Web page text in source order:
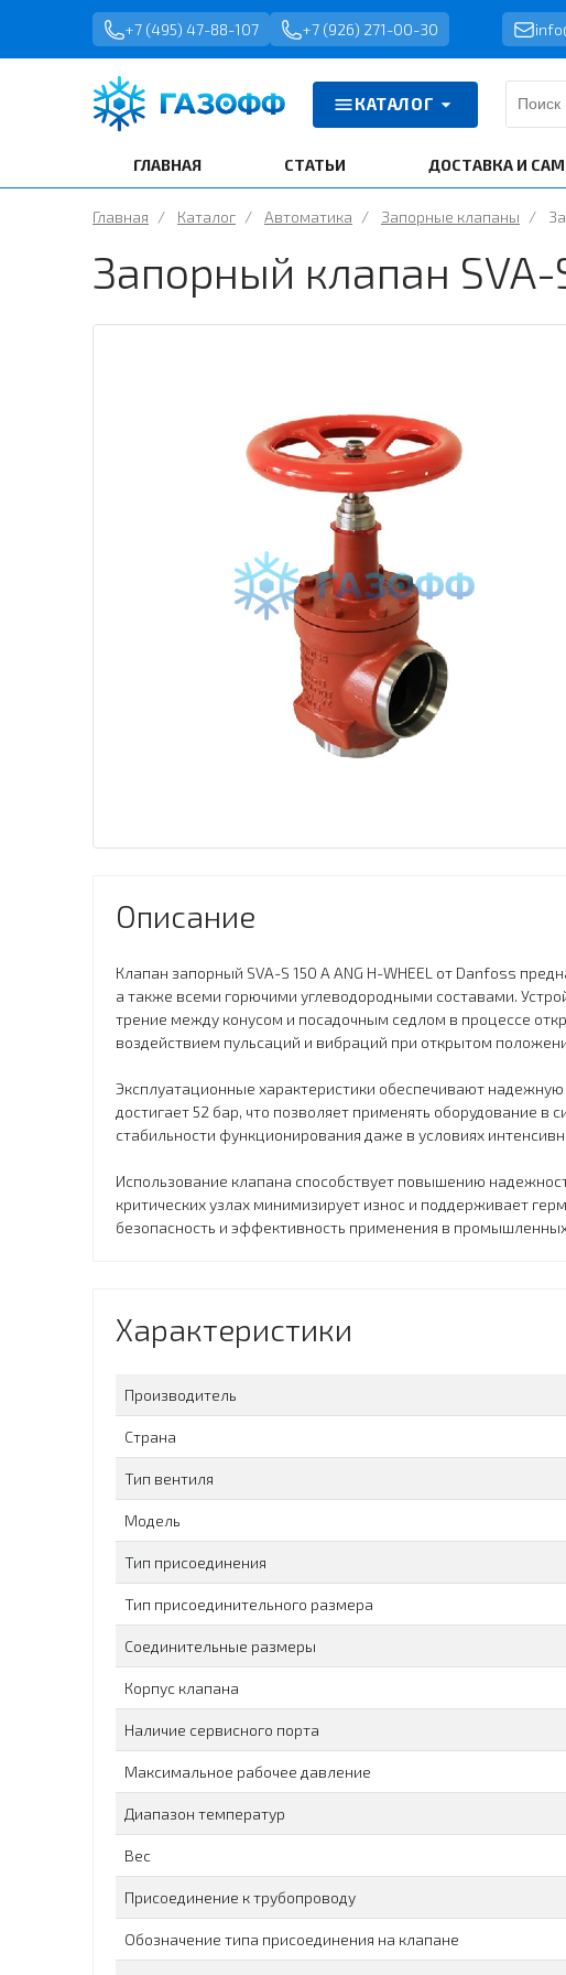
+7 (495) 47-88-107 +7 (926) 271-00-30
КАТАЛОГ
ГЛАВНАЯ СТАТЬИ ДОСТАВКА И
Главная / Каталог / Автоматика / Запорные клапаны /
Запорный клапан SVA-
Описание
Клапан запорный SVA-S 150 A ANG H-WHEEL от Danfoss
а также всеми горючими углеводородными составами.
трение между конусом и посадочным седлом в процессе
воздействием пульсаций и вибраций при открытом
Эксплуатационные характеристики обеспечивают
достигает 52 бар, что позволяет применять оборудование
стабильности функционирования даже в условиях
Использование клапана способствует повышению
критических узлах минимизирует износ и поддерживает
безопасность и эффективность применения в
Характеристики
Производитель
Страна
Тип вентиля
Модель
Тип присоединения
Тип присоединительного размера
Соединительные размеры
Корпус клапана
Наличие сервисного порта
Максимальное рабочее давление
Диапазон температур
Вес
Присоединение к трубопроводу
Обозначение типа присоединения на клапане